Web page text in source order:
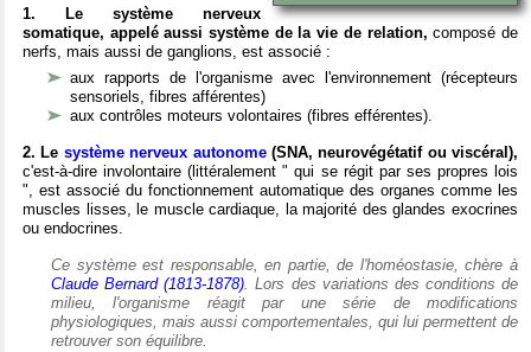
1. Le système nerveux
somatique, appelé aussi système de la vie de relation, composé de
nerfs, mais aussi de ganglions, est associé :
aux rapports de l'organisme avec l'environnement (récepteurs
sensoriels, fibres afférentes)
aux contrôles moteurs volontaires (fibres efférentes).
2. Le système nerveux autonome(SNA, neurovégétatif ou viscéral),
c'est-à-dire involontaire (littéralement " qui se régit par ses propres lois
", est associé du fonctionnement automatique des organes comme les
muscles lisses, le muscle cardiaque, la majorité des glandes exocrines
ou endocrines.
Ce système est responsable, en partie, de l'homéostasie, chère à
Claude Bernard (1813-1878). Lors des variations des conditions de
milieu, l'organisme réagit par une série de modifications
physiologiques, mais aussi comportementales, qui lui permettent de
retrouver son équilibre.